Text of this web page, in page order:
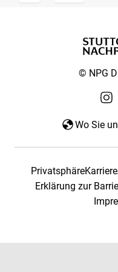
© NPG
Wo Sie
PrivatsphäreKarriere
Erklärung zur